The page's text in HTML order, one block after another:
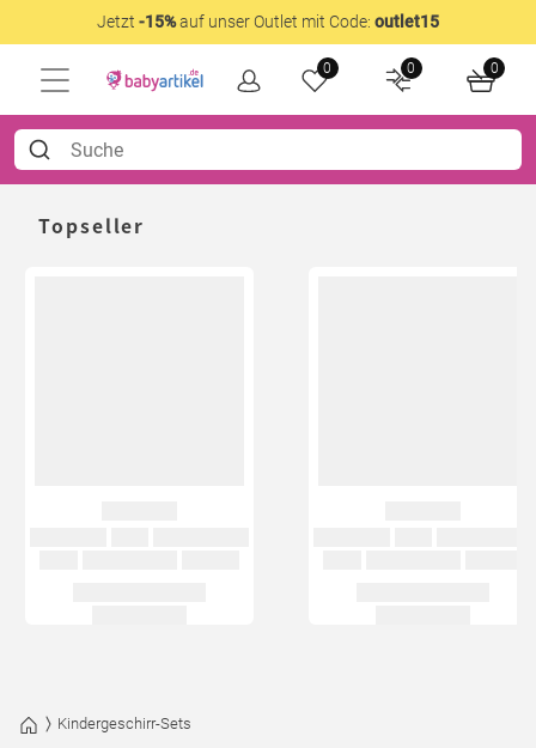
Jetzt -15%auf unser Outlet mit Code: outlet15
0 0 0
Topseller
Kindergeschirr-Sets